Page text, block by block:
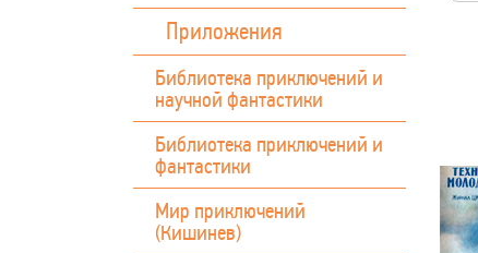
Приложения
Библиотека приключений и
научной фантастики
Библиотека приключений и
фантастики
Мир приключений
(Кишинев)